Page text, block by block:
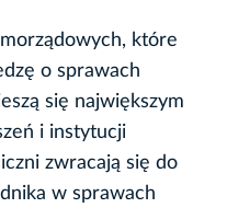
które
o sprawach
się największym
i instytucji
zwracają się do
w sprawach